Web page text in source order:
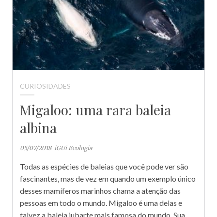
CURIOSIDADES
Migaloo: uma rara baleia
albina
05/07/2018 iGUi Ecologia
Todas as espécies de baleias que você pode ver são
fascinantes, mas de vez em quando um exemplo único
desses mamíferos marinhos chama a atenção das
pessoas em todo o mundo. Migaloo é uma delas e
talvez a baleia jubarte mais famosa do mundo. Sua